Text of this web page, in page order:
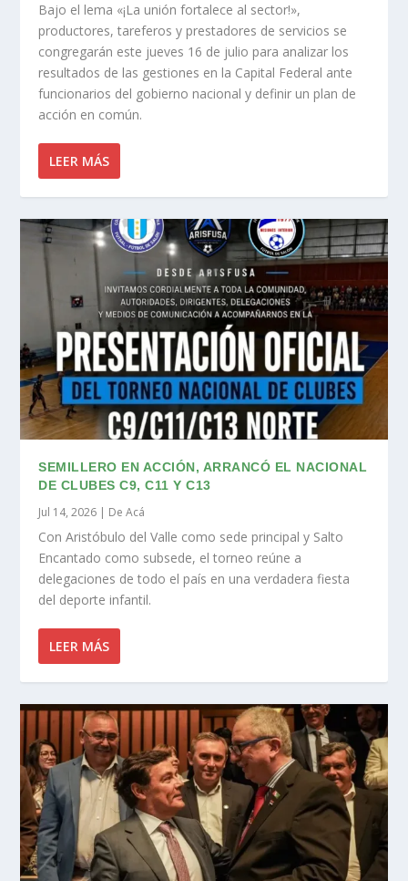
Bajo el lema «¡La unión fortalece al sector!»,
productores, tareferos y prestadores de servicios se
congregarán este jueves 16 de julio para analizar los
resultados de las gestiones en la Capital Federal ante
funcionarios del gobierno nacional y definir un plan de
acción en común.
LEER MÁS
SEMILLERO EN ACCIÓN, ARRANCÓ EL NACIONAL
DE CLUBES C9, C11 Y C13
Jul 14, 2026 | De Acá
Con Aristóbulo del Valle como sede principal y Salto
Encantado como subsede, el torneo reúne a
delegaciones de todo el país en una verdadera fiesta
del deporte infantil.
LEER MÁS